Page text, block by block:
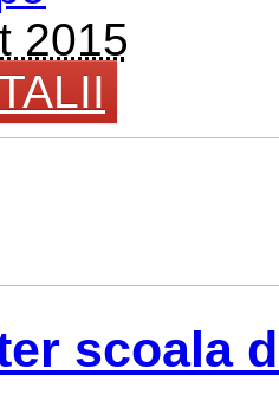
2015
scoala